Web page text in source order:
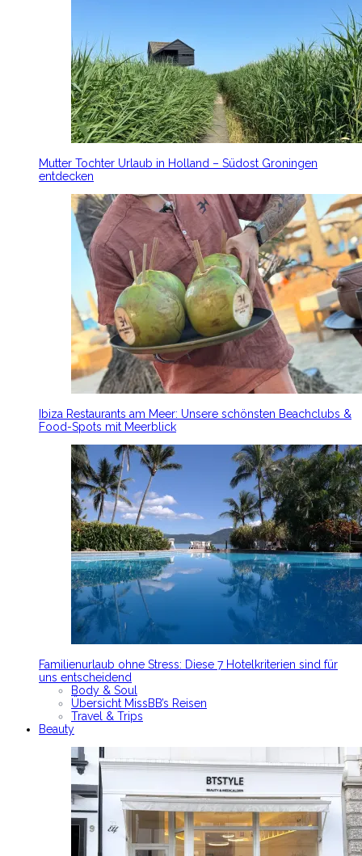
Mutter Tochter Urlaub in Holland – Südost Groningen
entdecken
Ibiza Restaurants am Meer: Unsere schönsten Beachclubs &
Food-Spots mit Meerblick
Familienurlaub ohne Stress: Diese 7 Hotelkriterien sind für
uns entscheidend
Body & Soul
Übersicht MissBB’s Reisen
Travel & Trips
Beauty